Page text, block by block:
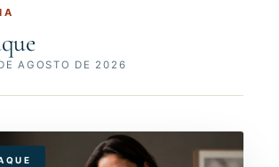
AGOSTO DE 2026